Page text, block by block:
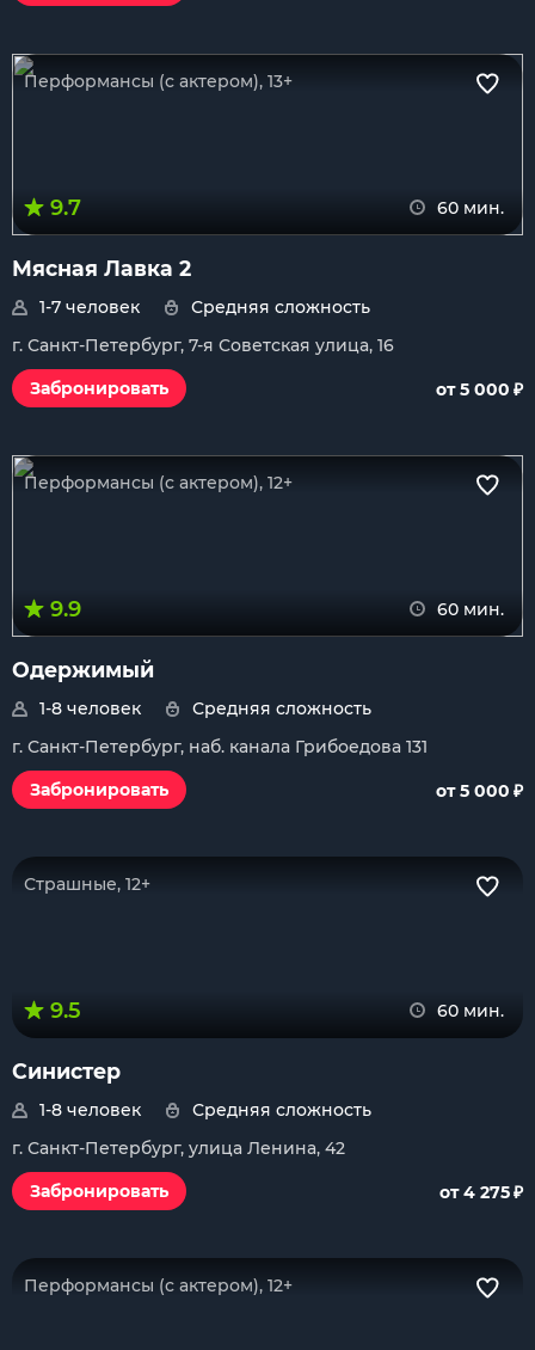
Перформансы (с актером), 13+
9.7 60 мин.
Мясная Лавка 2
1-7 человек
Средняя сложность
г. Санкт-Петербург, 7-я Советская улица, 16
Забронировать
от 5 000 ₽
Перформансы (с актером), 12+
9.9 60 мин.
Одержимый
1-8 человек
Средняя сложность
г. Санкт-Петербург, наб. канала Грибоедова 131
Забронировать
от 5 000 ₽
Страшные, 12+
9.5 60 мин.
Синистер
1-8 человек
Средняя сложность
г. Санкт-Петербург, улица Ленина, 42
Забронировать
от 4 275₽
Перформансы (с актером), 12+